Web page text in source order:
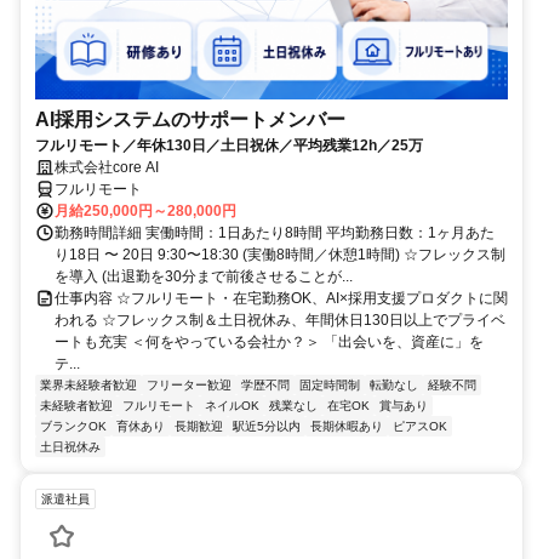
AI採用システムのサポートメンバー
フルリモート／年休130日／土日祝休／平均残業12h／25万
株式会社core AI
フルリモート
月給250,000円～280,000円
勤務時間詳細 実働時間：1日あたり8時間 平均勤務日数：1ヶ月あた
り18日 〜 20日 9:30〜18:30 (実働8時間／休憩1時間) ☆フレックス制
を導入 (出退勤を30分まで前後させることが...
仕事内容 ☆フルリモート・在宅勤務OK、AI×採用支援プロダクトに関
われる ☆フレックス制＆土日祝休み、年間休日130日以上でプライベ
ートも充実 ＜何をやっている会社か？＞ 「出会いを、資産に」を
テ...
業界未経験者歓迎 フリーター歓迎 学歴不問 固定時間制 転勤なし
経験不問
未経験者歓迎
フルリモート ネイルOK 残業なし 在宅OK
賞与あり
ブランクOK
育休あり 長期歓迎 駅近5分以内 長期休暇あり
ピアスOK
土日祝休み
派遣社員